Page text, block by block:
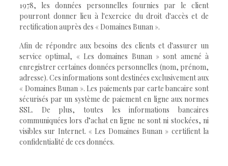
1978, les données personnelles fournies par le client
pourront donner lieu à l'exercice du droit d'accès et de
rectification auprès des « Domaines Bunan ».
Afin de répondre aux besoins des clients et d'assurer un
service optimal, « Les domaines Bunan » sont amené à
enregistrer certaines données personnelles (nom, prénom,
adresse). Ces informations sont destinées exclusivement aux
« Domaines Bunan ». Les paiements par carte bancaire sont
sécurisés par un système de paiement en ligne aux normes
SSL. De plus, toutes les informations bancaires
communiquées lors d’achat en ligne ne sont ni stockées, ni
visibles sur Internet. « Les Domaines Bunan » certifient la
confidentialité de ces données.